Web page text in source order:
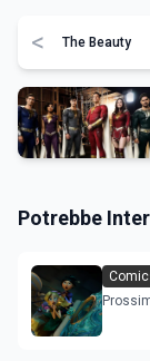
< The Beauty
Potrebbe